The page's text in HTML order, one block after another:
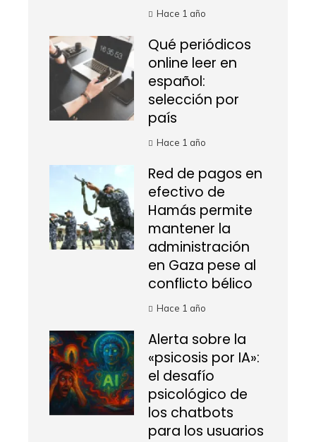
Hace 1 año
Qué periódicos
online leer en
español:
selección por
país
Hace 1 año
Red de pagos en
efectivo de
Hamás permite
mantener la
administración
en Gaza pese al
conflicto bélico
Hace 1 año
Alerta sobre la
«psicosis por IA»:
el desafío
psicológico de
los chatbots
para los usuarios